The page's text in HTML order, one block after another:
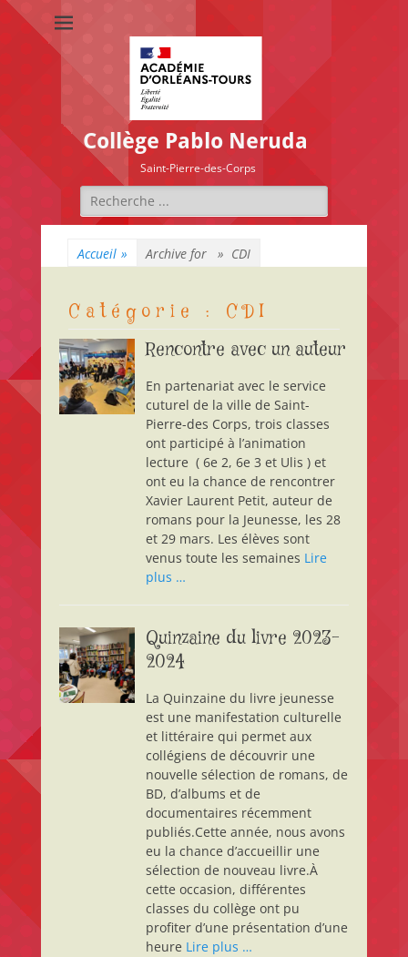
Collège Pablo Neruda
Saint-Pierre-des-Corps
Rechercher :
Accueil » Archive for » CDI
Catégorie : CDI
Rencontre avec un auteur
En partenariat avec le service
cuturel de la ville de Saint-
Pierre-des Corps, trois classes
ont participé à l’animation
lecture ( 6e 2, 6e 3 et Ulis ) et
ont eu la chance de rencontrer
Xavier Laurent Petit, auteur de
romans pour la Jeunesse, les 28
et 29 mars. Les élèves sont
venus toute les semaines Lire
plus …
Quinzaine du livre 2023-
2024
La Quinzaine du livre jeunesse
est une manifestation culturelle
et littéraire qui permet aux
collégiens de découvrir une
nouvelle sélection de romans, de
BD, d’albums et de
documentaires récemment
publiés.Cette année, nous avons
eu la chance d’accueillir une
sélection de nouveau livre.À
cette occasion, différentes
classes du collège ont pu
profiter d’une présentation d’une
heure Lire plus …